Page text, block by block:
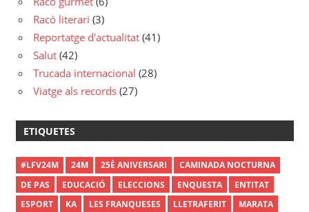
Racó literari (3)
Reportatge d'actualitat (41)
Salut (42)
Trucada internacional (28)
Viatge als records (27)
ETIQUETES
#LFV24M 24M 25È ANIVERSARI
CAMINADA NOCTURNA
DE PAS
EDUCACIÓ ELECCIONS ENQUESTA
ENTITAT
ESPORT
KA LES FRANQUESES LLETRAFERIT MARATA